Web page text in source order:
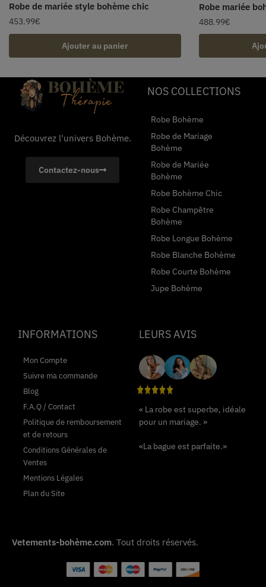
Robe de mariée style bohème chic
453.99€
Ajouter au panier
Robe mariée
488.99€
Découvrez l'univers Bohème.
Contactez-nous
NOS COLLECTIONS
Robe Bohème
Robe de Mariage
Bohème
Robe de Mariée
Bohème
Robe Bohème Chic
Robe Champêtre
Bohème
Robe Longue Bohème
Robe Blanche Bohème
Robe Courte Bohème
Jupe Bohème
INFORMATIONS
Mon Compte
Suivre ma commande
Blog
F.A.Q / Contact
Politique de remboursement
et de retours
Conditions Générales de
Ventes
Mentions Légales
Plan du Site
LEURS AVIS
« La robe est superbe, idéale
pour un mariage. »
«La bague est parfaite.»
Vetements-bohème.com. Tout droits réservés.